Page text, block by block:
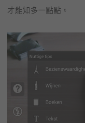
才能知多一點點。